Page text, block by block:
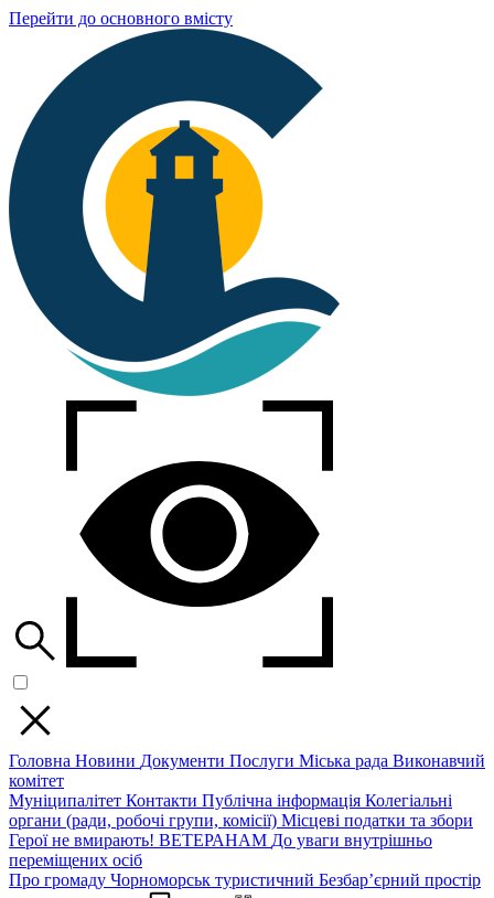
Перейти до основного вмісту
Головна Новини Документи Послуги Міська рада Виконавчий
комітет
Муніципалітет Контакти Публічна інформація Колегіальні
органи (ради, робочі групи, комісії) Місцеві податки та збори
Герої не вмирають! ВЕТЕРАНАМ До уваги внутрішньо
переміщених осіб
Про громаду Чорноморськ туристичний Безбар’єрний простір